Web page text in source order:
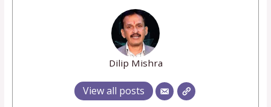
Dilip Mishra
View all posts